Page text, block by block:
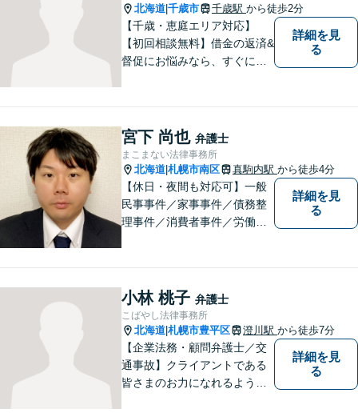
北海道 千歳市 千歳駅 から徒歩2分
【千歳・恵庭エリア対応】
【初回相談無料】借金の返済&
督促にお悩みなら、すぐにご
産の解決実績多数！【千歳駅
徒歩２分】【分割払い可】
詳細を見
る
宮下 尚也 弁護士
まこまない法律事務所
北海道 札幌市南区 真駒内駅 から徒歩4分
【休日・夜間も対応可】一般
民事事件／家事事件／債務整
理事件／消費者事件／労働事
を抱え込まず、まずは一度ご
相談ください！
詳細を見
る
小林 桃子 弁護士
こばやし法律事務所
北海道 札幌市豊平区 澄川駅 から徒歩7分
【企業法務・顧問弁護士／交
通事故】クライアントである
皆さまのお力になれるよう全
詳細を見
る